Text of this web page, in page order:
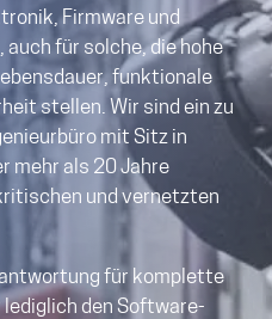
Firmware und
für solche, die hohe
funktionale
stellen. Wir sind ein zu
mit Sitz in
mehr als 20 Jahre
und vernetzten
für komplette
den Software-